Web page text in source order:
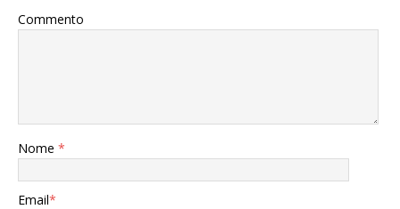
Commento
Nome *
Email*